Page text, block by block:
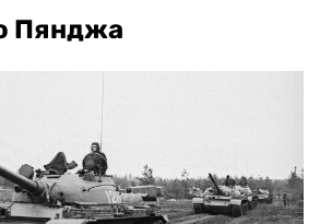
Пянджа